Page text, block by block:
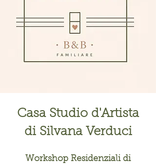
Casa Studio d'Artista
di Silvana Verduci
Workshop Residenziali di